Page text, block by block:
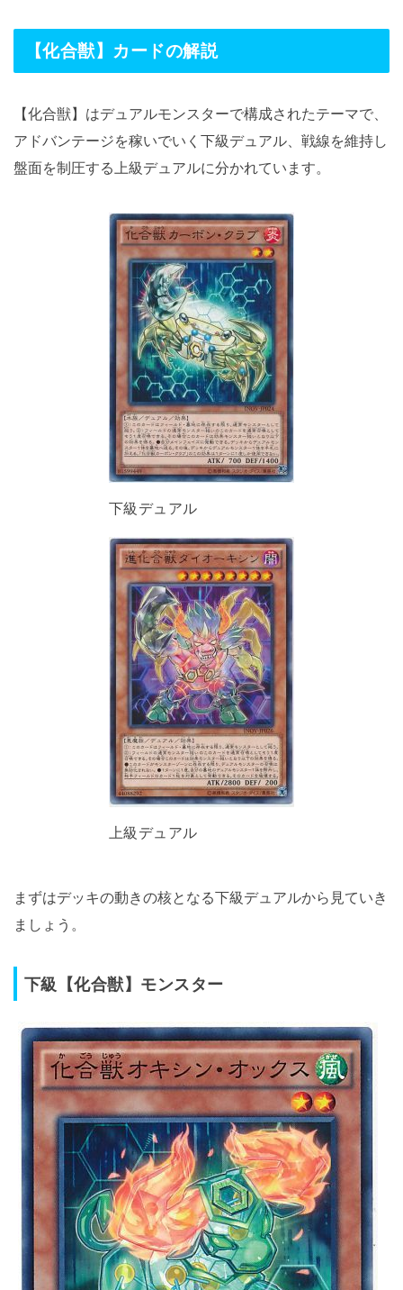
【化合獣】カードの解説
【化合獣】はデュアルモンスターで構成されたテーマで、
アドバンテージを稼いでいく下級デュアル、戦線を維持し
盤面を制圧する上級デュアルに分かれています。
下級デュアル
上級デュアル
まずはデッキの動きの核となる下級デュアルから見ていき
ましょう。
下級【化合獣】モンスター